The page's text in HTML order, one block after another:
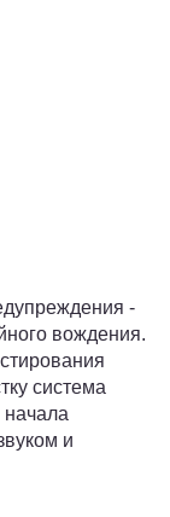
-
вождения.
система
начала
и